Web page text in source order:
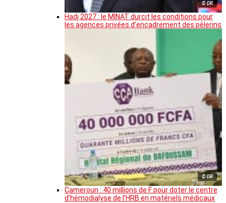
© DR
Hadj 2027 : le MINAT durcit les conditions pour
les agences privées d’encadrement des pèlerins
© DR
Cameroun : 40 millions de F pour doter le centre
d’hémodialyse de l’HRB en matériels médicaux